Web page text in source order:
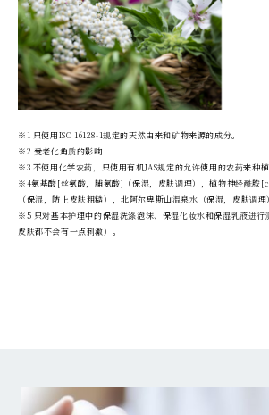
※1 只使用ISO 16128-1规定的天然由来和矿物来源的成分。
※2 受老化角质的影响
※3 不使用化学农药，只使用有机JAS规定的允许使用的农药来种植
※4氨基酸[丝氨酸，脯氨酸]（保湿，皮肤调理），植物神经酰
（保湿，防止皮肤粗糙），北阿尔卑斯山温泉水（保湿，皮肤调理
※5 只对基本护理中的保湿洗涤泡沫、保湿化妆水和保湿乳液进
皮肤都不会有一点刺激）。